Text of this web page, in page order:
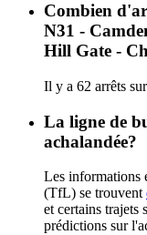
Combien
N31 -
Hill Gate -
Il y a 62 arrêts
La ligne de
achalandée?
Les informations
(TfL) se trouvent
et certains trajets
prédictions sur